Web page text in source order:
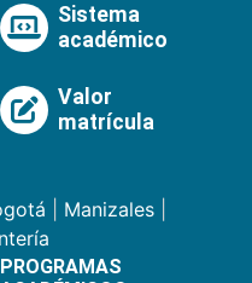
Sistema
académico
Valor
matrícula
Manizales
PROGRAMAS